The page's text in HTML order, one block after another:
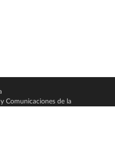
Comunicaciones de la